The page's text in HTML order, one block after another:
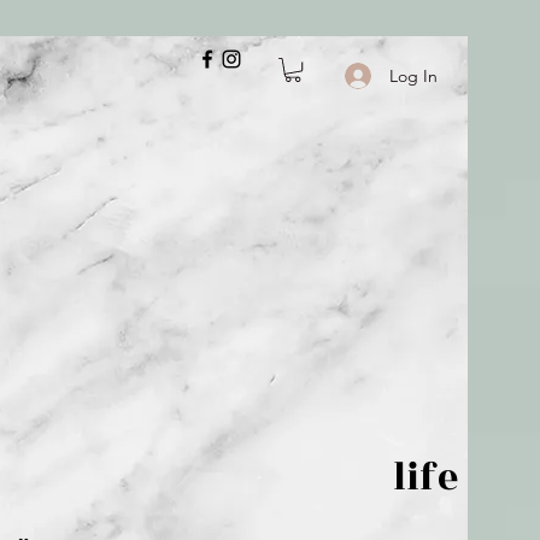
Log In
is but wind; life